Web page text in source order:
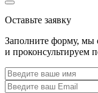
Оставьте заявку
Заполните форму, мы
и проконсультируем